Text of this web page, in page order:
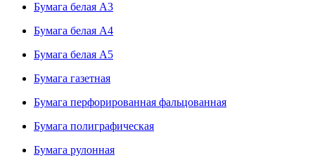
Бумага белая А3
Бумага белая А4
Бумага белая А5
Бумага газетная
Бумага перфорированная фальцованная
Бумага полиграфическая
Бумага рулонная